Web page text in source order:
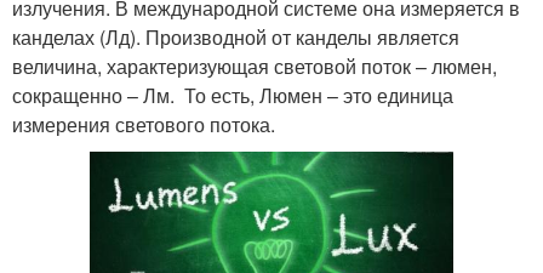
излучения. В международной системе она измеряется в
канделах (Лд). Производной от канделы является
величина, характеризующая световой поток – люмен,
сокращенно – Лм. То есть, Люмен – это единица
измерения светового потока.